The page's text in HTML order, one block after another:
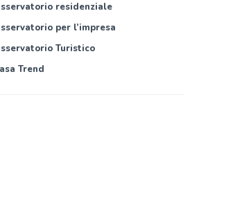
residenziale
per l’impresa
Turistico
Trend